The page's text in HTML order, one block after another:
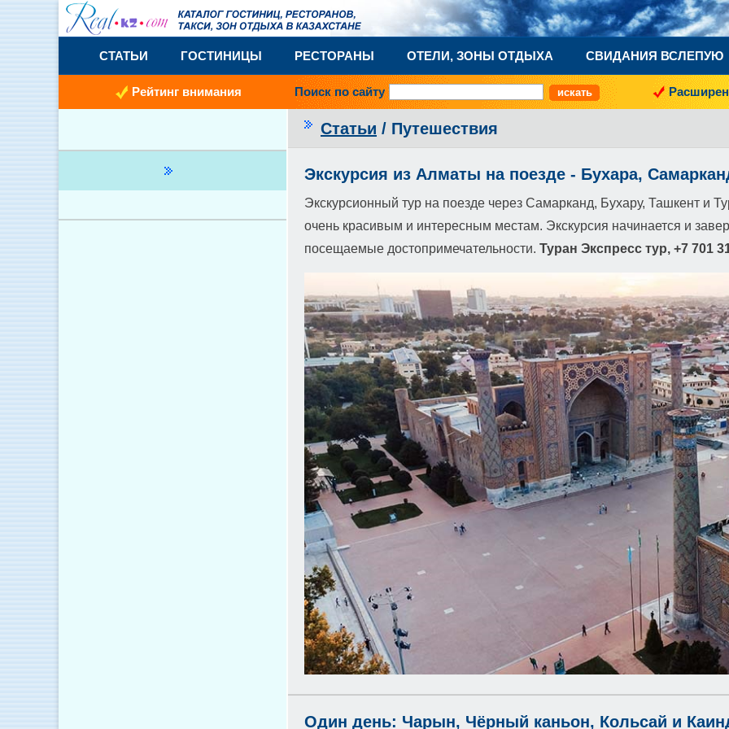
СТАТЬИ ГОСТИНИЦЫ РЕСТОРАНЫ ОТЕЛИ, ЗОНЫ ОТДЫХА СВИДАНИЯ ВСЛЕПУЮ
Рейтинг внимания Поиск по сайту
Статьи / Путешествия
Экскурсия из Алматы на поезде - Бухара,
Экскурсионный тур на поезде через Самарканд, Бухару, Ташкент и
очень красивым и интересным местам. Экскурсия начинается и
посещаемые достопримечательности. Туран Экспресс тур, +7 701
Один день: Чарын, Чёрный каньон, Кольсай и